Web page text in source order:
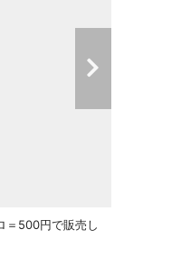
＝500円で販売し